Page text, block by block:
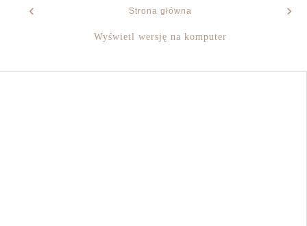
‹ ›
Strona główna
Wyświetl wersję na komputer